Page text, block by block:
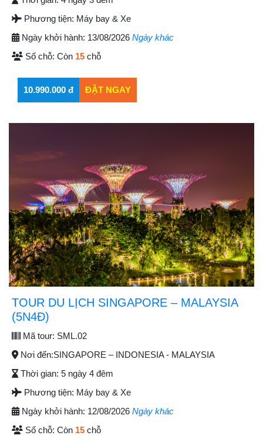
Phương tiện: Máy bay & Xe
Ngày khởi hành: 13/08/2026 Ngày khác
Số chỗ: Còn 15 chỗ
TOUR DU LỊCH SINGAPORE – MALAYSIA
(5N4Đ)
Mã tour: SML.02
Nơi đến:SINGAPORE – INDONESIA - MALAYSIA
Thời gian: 5 ngày 4 đêm
Phương tiện: Máy bay & Xe
Ngày khởi hành: 12/08/2026 Ngày khác
Số chỗ: Còn 15 chỗ